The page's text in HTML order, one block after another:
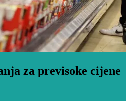
za previsoke cijene